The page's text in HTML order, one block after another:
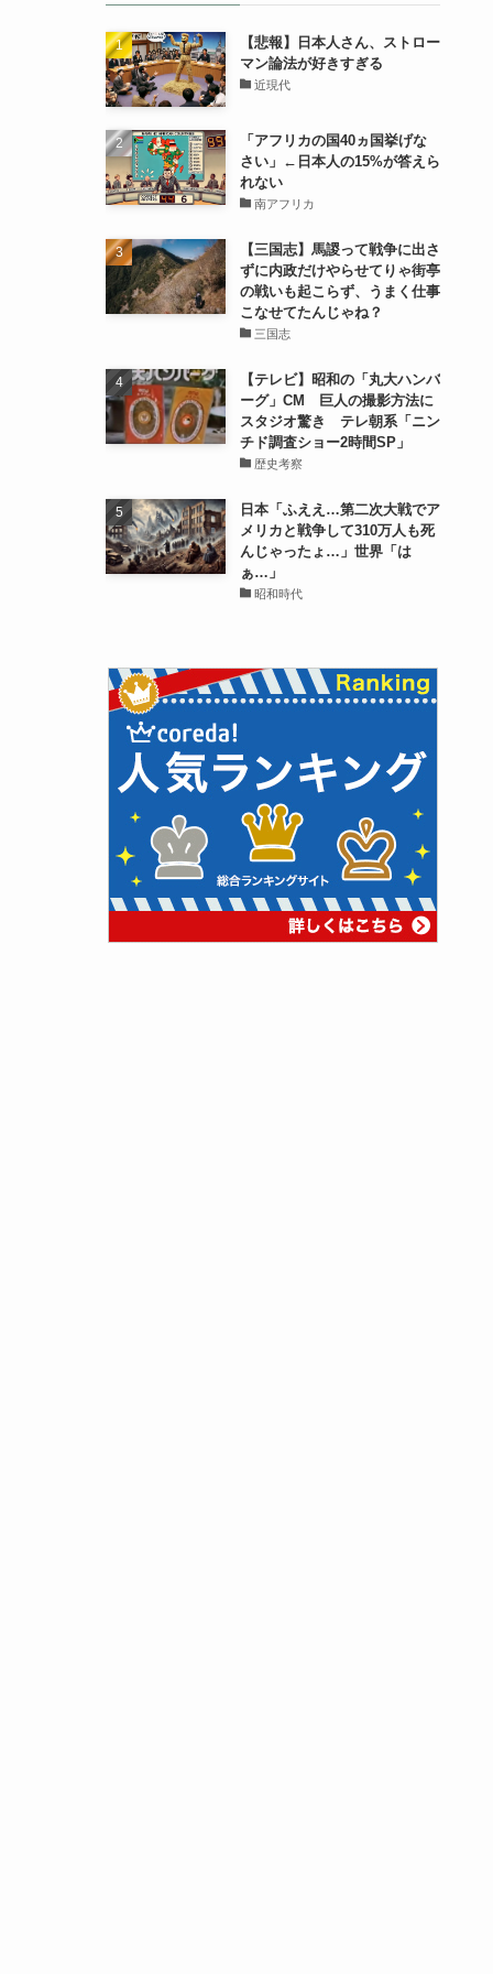
【悲報】日本人さん、ストロー
マン論法が好きすぎる
近現代
「アフリカの国40ヵ国挙げな
さい」←日本人の15%が答えら
れない
南アフリカ
【三国志】馬謖って戦争に出さ
ずに内政だけやらせてりゃ街亭
の戦いも起こらず、うまく仕事
こなせてたんじゃね？
三国志
【テレビ】昭和の「丸大ハンバ
ーグ」CM 巨人の撮影方法に
スタジオ驚き テレ朝系「ニン
チド調査ショー2時間SP」
歴史考察
日本「ふええ…第二次大戦でア
メリカと戦争して310万人も死
んじゃったょ…」世界「は
ぁ…」
昭和時代